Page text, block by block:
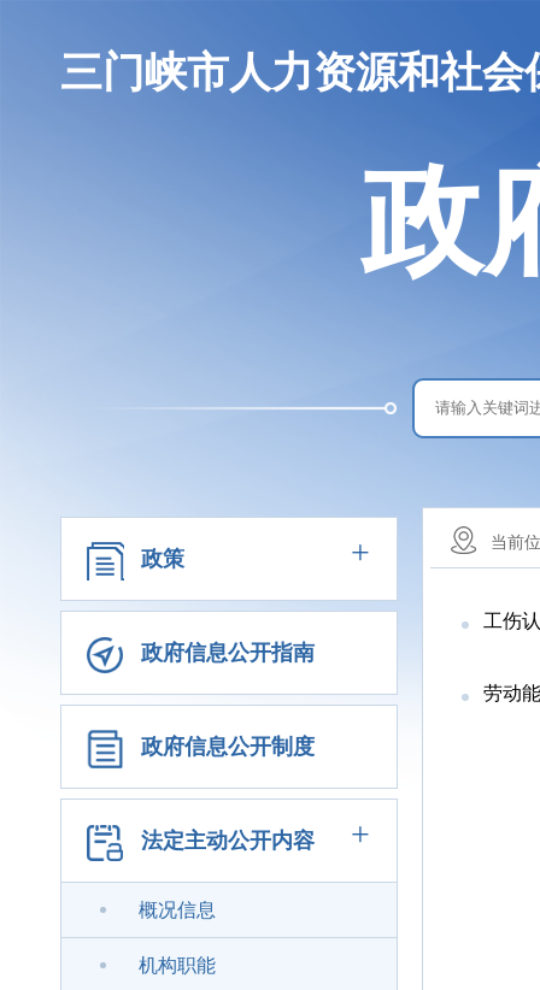
三门峡市人力资源和社会
政
政策 +
政府信息公开指南
政府信息公开制度
法定主动公开内容 +
概况信息
机构职能
当前
工伤
劳动